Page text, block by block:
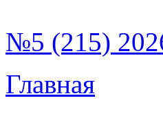
№5 (215)
Главная